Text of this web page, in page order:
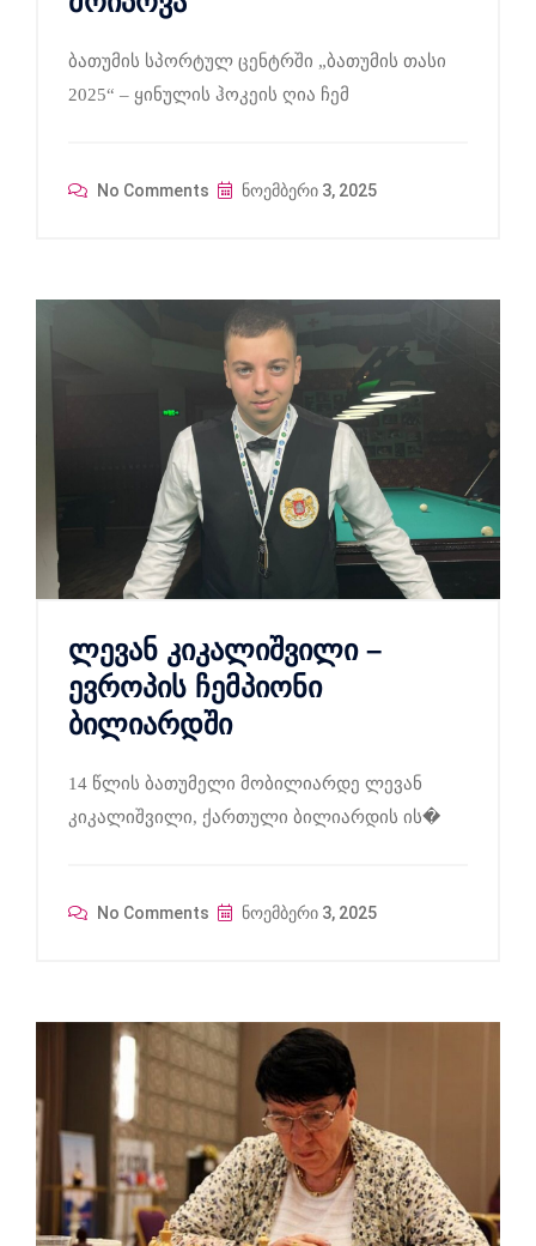
ბათუმის სპორტულ ცენტრში „ბათუმის თასი
2025“ – ყინულის ჰოკეის ღია ჩემ
No Comments ნოემბერი 3, 2025
ლევან კიკალიშვილი –
ევროპის ჩემპიონი
ბილიარდში
14 წლის ბათუმელი მობილიარდე ლევან
კიკალიშვილი, ქართული ბილიარდის ის�
No Comments ნოემბერი 3, 2025